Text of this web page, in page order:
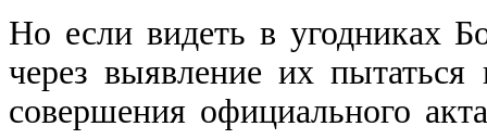
Но если видеть в угодниках
через выявление их
совершения официального